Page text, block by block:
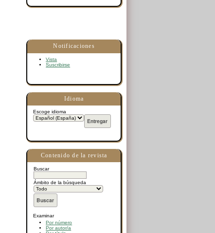
Notificaciones
Vista
Suscribirse
Idioma
Escoge idioma
Contenido de la revista
Buscar
Ámbito de la búsqueda
Examinar
Por número
Por autor/a